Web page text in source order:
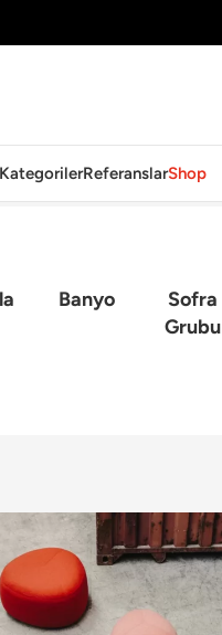
KategorilerReferanslarShop
Banyo
Sofra
Grubu